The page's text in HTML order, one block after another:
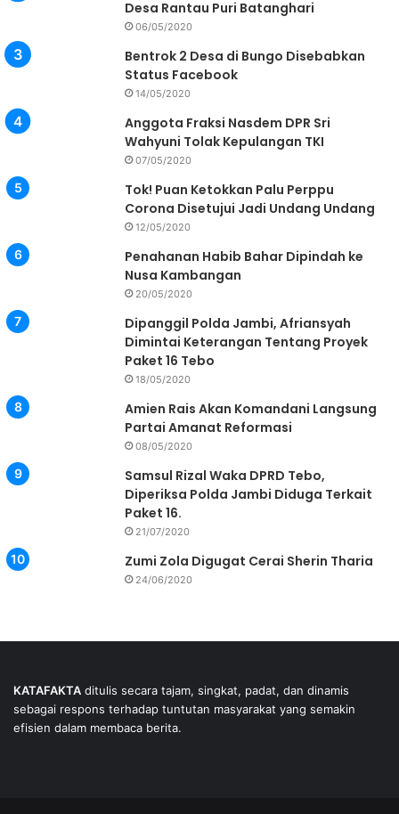
Desa Rantau Puri Batanghari
06/05/2020
Bentrok 2 Desa di Bungo Disebabkan
Status Facebook
14/05/2020
Anggota Fraksi Nasdem DPR Sri
Wahyuni Tolak Kepulangan TKI
07/05/2020
Tok! Puan Ketokkan Palu Perppu
Corona Disetujui Jadi Undang Undang
12/05/2020
Penahanan Habib Bahar Dipindah ke
Nusa Kambangan
20/05/2020
Dipanggil Polda Jambi, Afriansyah
Dimintai Keterangan Tentang Proyek
Paket 16 Tebo
18/05/2020
Amien Rais Akan Komandani Langsung
Partai Amanat Reformasi
08/05/2020
Samsul Rizal Waka DPRD Tebo,
Diperiksa Polda Jambi Diduga Terkait
Paket 16.
21/07/2020
Zumi Zola Digugat Cerai Sherin Tharia
24/06/2020
KATAFAKTA ditulis secara tajam, singkat, padat, dan dinamis
sebagai respons terhadap tuntutan masyarakat yang semakin
efisien dalam membaca berita.